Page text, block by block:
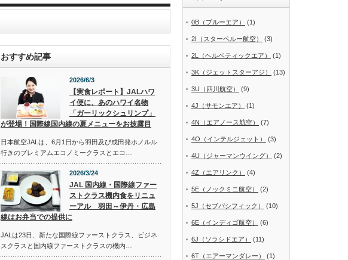
おすすめ記事
2026/6/3
【実食レポート】JALハワ
イ便に、あのハワイ名物
「ガーリックシュリンプ」
が登場！国際線国内線の夏メニューをお披露目
日本航空JALは、6月1日から羽田及び成田発ホノルル
行きのプレミアムエコノミークラスとエコ…
2026/3/24
JAL 国内線・国際線ファー
ストクラス機内食をリニュ
ーアル 羽田～伊丹・広島
線はお弁当での提供に
JALは23日、新たな国際線ファーストクラス、ビジネ
スクラスと国内線ファーストクラスの機内…
0B（ブルーエア） (1)
2I（スターペルー航空） (3)
2L（ヘルベティックエア） (1)
3K（ジェットスターアジ） (13)
3U（四川航空） (9)
4J（サモンエア） (1)
4N（エアノース航空） (7)
4O（インテルジェット） (3)
4U（ジャーマンウイング） (2)
4Z（エアリンク） (4)
5E（ノックミニ航空） (2)
5J（セブパシフィック） (10)
6E（インディゴ航空） (6)
6J（ソラシドエア） (11)
6T（エアーマンダレー） (1)